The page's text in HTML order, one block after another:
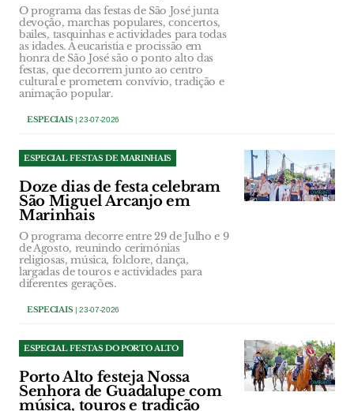
O programa das festas de São José junta
devoção, marchas populares, concertos,
bailes, tasquinhas e actividades para todas
as idades. A eucaristia e procissão em
honra de São José são o ponto alto das
festas, que decorrem junto ao centro
cultural e prometem convívio, tradição e
animação popular.
ESPECIAIS| 23-07-2026
ESPECIAL FESTAS DE MARINHAIS
Doze dias de festa celebram
São Miguel Arcanjo em
Marinhais
O programa decorre entre 29 de Julho e 9
de Agosto, reunindo cerimónias
religiosas, música, folclore, dança,
largadas de touros e actividades para
diferentes gerações.
ESPECIAIS| 23-07-2026
ESPECIAL FESTAS DO PORTO ALTO
Porto Alto festeja Nossa
Senhora de Guadalupe com
música, touros e tradição